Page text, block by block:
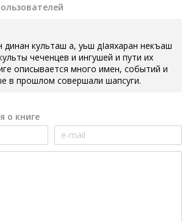
динан культаш а, уьш дIаяхаран некъаш
чеченцев и ингушей и пути их
описывается много имен, событий и
в прошлом совершали шапсуги.
о книге